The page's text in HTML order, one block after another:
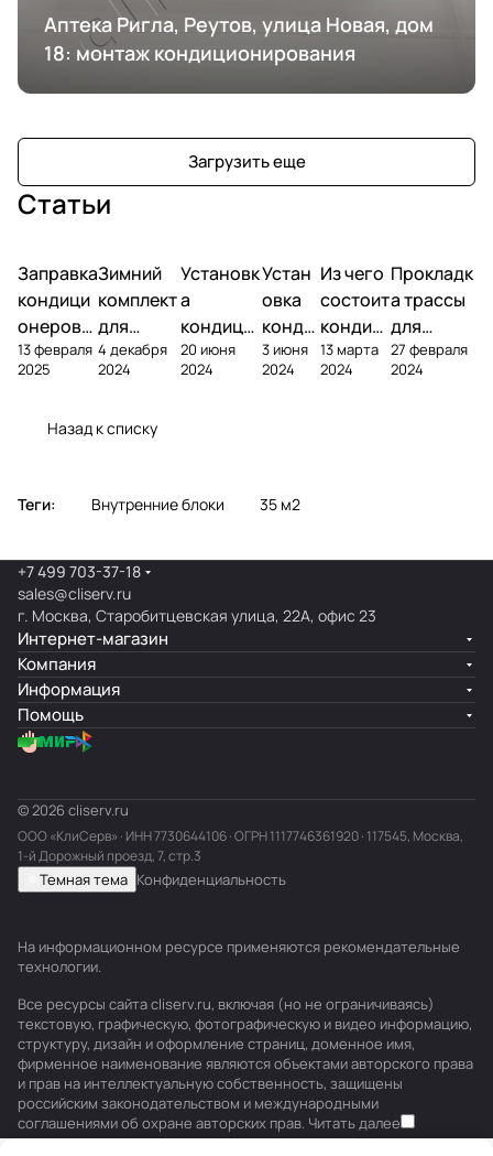
Аптека Ригла, Реутов, улица Новая, дом
18: монтаж кондиционирования
Загрузить еще
Статьи
Заправка
кондици
онеров
фреоном
13 февраля
2025
Зимний
комплект
для
кондици
онера
4 декабря
2024
Установк
а
кондици
онера на
фасаде
20 июня
2024
Устан
овка
конди
ционе
ра
3 июня
2024
Из чего
состоит
кондиц
ионер?
13 марта
2024
Прокладк
а трассы
для
кондицио
нера
27 февраля
2024
Назад к списку
Теги: Внутренние блоки 35 м2
+7 499 703-37-18
sales@cliserv.ru
г. Москва, Старобитцевская улица, 22А, офис 23
Интернет-магазин
Компания
Информация
Помощь
© 2026 cliserv.ru
ООО «КлиСерв» · ИНН7730644106· ОГРН 1117746361920 · 117545, Москва,
1-й Дорожный проезд, 7, стр.3
Темная тема Конфиденциальность
На информационном ресурсе применяются рекомендательные
технологии.
Все ресурсы сайта cliserv.ru, включая (но не ограничиваясь)
текстовую, графическую, фотографическую и видео информацию,
структуру, дизайн и оформление страниц, доменное имя,
фирменное наименование являются объектами авторского права
и прав на интеллектуальную собственность, защищены
российским законодательством и международными
соглашениями об охране авторских прав. Читать далее